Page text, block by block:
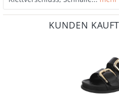
KUNDEN